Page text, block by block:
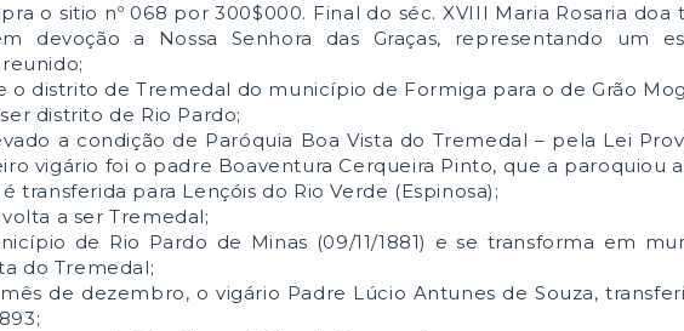
o sitio nº 068 por 300$000. Final do séc. XVIII Maria Rosaria doa
devoção a Nossa Senhora das Graças, representando um
o distrito de Tremedal do município de Formiga para o de Grão
distrito de Rio Pardo;
a condição de Paróquia Boa Vista do Tremedal – pela Lei
vigário foi o padre Boaventura Cerqueira Pinto, que a paroquiou
transferida para Lençóis do Rio Verde (Espinosa);
a ser Tremedal;
de Rio Pardo de Minas (09/11/1881) e se transforma em
do Tremedal;
de dezembro, o vigário Padre Lúcio Antunes de Souza,